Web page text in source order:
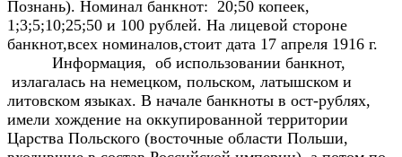
Познань). Номинал банкнот: 20;50 копеек,
1;3;5;10;25;50 и 100 рублей. На лицевой стороне
банкнот,всех номиналов,стоит дата 17 апреля 1916 г.
Информация, об использовании банкнот,
излагалась на немецком, польском, латышском и
литовском языках. В начале банкноты в ост-рублях,
имели хождение на оккупированной территории
Царства Польского (восточные области Польши,